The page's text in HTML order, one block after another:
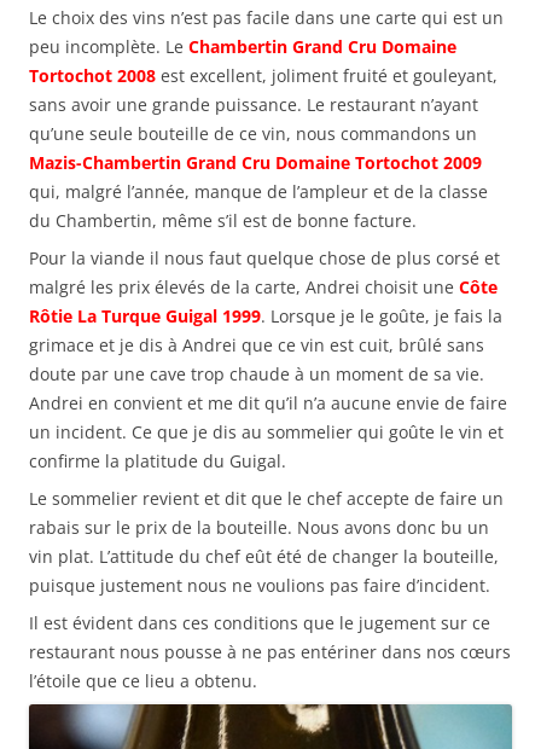
Le choix des vins n’est pas facile dans une carte qui est un
peu incomplète. Le Chambertin Grand Cru Domaine
Tortochot 2008 est excellent, joliment fruité et gouleyant,
sans avoir une grande puissance. Le restaurant n’ayant
qu’une seule bouteille de ce vin, nous commandons un
Mazis-Chambertin Grand Cru Domaine Tortochot 2009
qui, malgré l’année, manque de l’ampleur et de la classe
du Chambertin, même s’il est de bonne facture.
Pour la viande il nous faut quelque chose de plus corsé et
malgré les prix élevés de la carte, Andrei choisit une Côte
Rôtie La Turque Guigal 1999. Lorsque je le goûte, je fais la
grimace et je dis à Andrei que ce vin est cuit, brûlé sans
doute par une cave trop chaude à un moment de sa vie.
Andrei en convient et me dit qu’il n’a aucune envie de faire
un incident. Ce que je dis au sommelier qui goûte le vin et
confirme la platitude du Guigal.
Le sommelier revient et dit que le chef accepte de faire un
rabais sur le prix de la bouteille. Nous avons donc bu un
vin plat. L’attitude du chef eût été de changer la bouteille,
puisque justement nous ne voulions pas faire d’incident.
Il est évident dans ces conditions que le jugement sur ce
restaurant nous pousse à ne pas entériner dans nos cœurs
l’étoile que ce lieu a obtenu.